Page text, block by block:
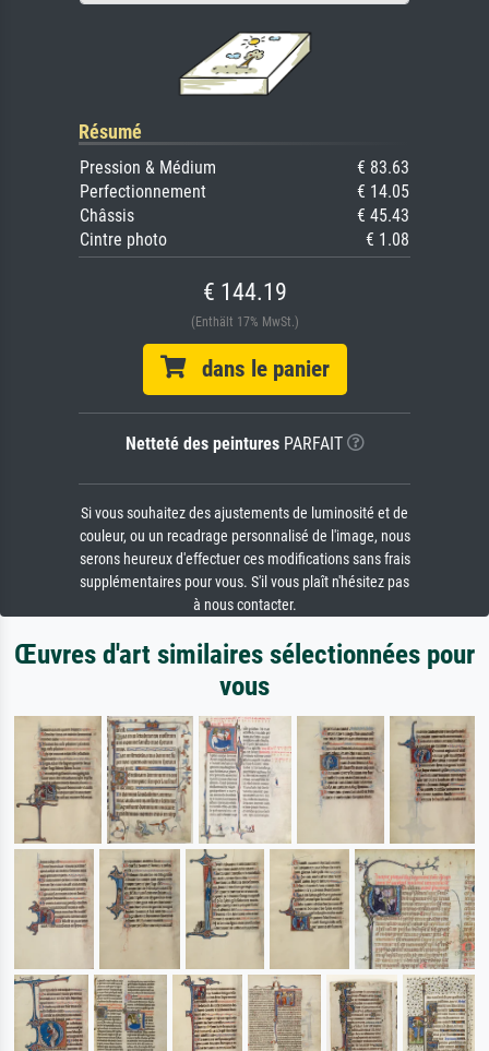
Résumé
Pression & Médium
€ 83.63
Perfectionnement
€ 14.05
Châssis
€ 45.43
Cintre photo
€ 1.08
€ 144.19
(Enthält 17% MwSt.)
dans le panier
Netteté des peinturesPARFAIT
Si vous souhaitez des ajustements de luminosité et de
couleur, ou un recadrage personnalisé de l'image, nous
serons heureux d'effectuer ces modifications sans frais
supplémentaires pour vous. S'il vous plaît n'hésitez pas
à nous contacter.
Œuvres d'art similaires sélectionnées pour
vous